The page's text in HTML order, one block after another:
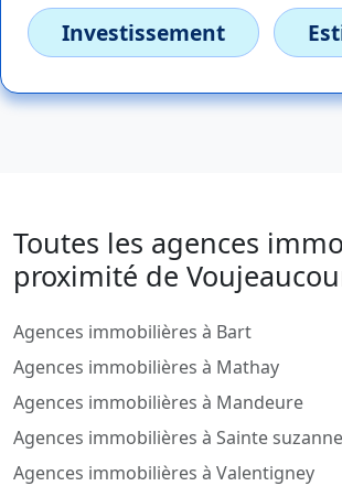
Investissement
Toutes les agences
proximité de
Agences immobilières à Bart
Agences immobilières à Mathay
Agences immobilières à Mandeure
Agences immobilières à Sainte suzanne
Agences immobilières à Valentigney